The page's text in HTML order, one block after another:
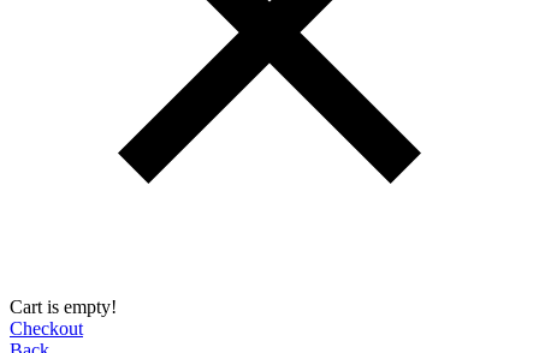
Cart is empty!
Checkout